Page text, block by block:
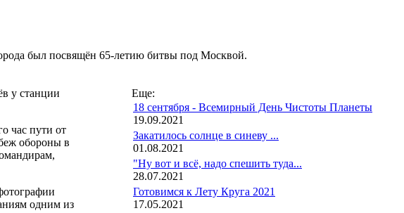
был посвящён 65-летию битвы под Москвой.
у станции
час пути от
обороны в
одним из
Еще:
18 сентября - Всемирный День Чистоты Планеты
19.09.2021
Закатилось солнце в синеву ...
01.08.2021
"Ну вот и всё, надо спешить туда...
28.07.2021
Готовимся к Лету Круга 2021
17.05.2021